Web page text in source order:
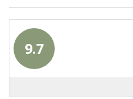
9.7